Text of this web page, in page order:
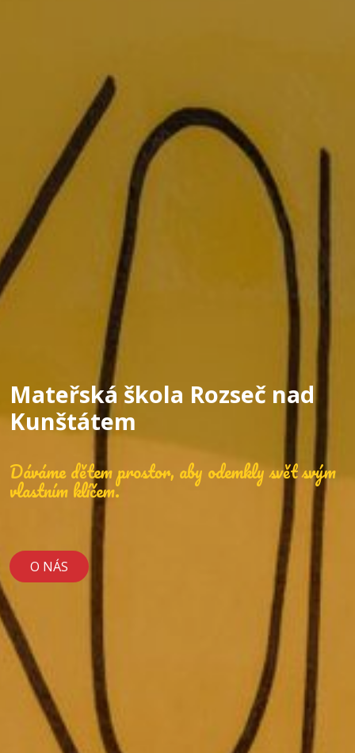
Mateřská škola Rozseč nad
Kunštátem
Dáváme dětem prostor, aby odemkly svět svým
vlastním klíčem.
O NÁS